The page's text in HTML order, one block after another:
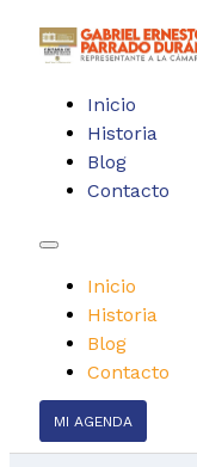
Inicio
Historia
Blog
Contacto
Inicio
Historia
Blog
Contacto
MI AGENDA